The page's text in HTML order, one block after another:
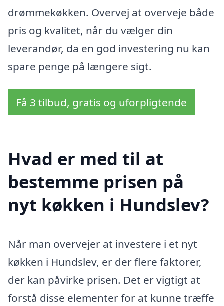
drømmekøkken. Overvej at overveje både
pris og kvalitet, når du vælger din
leverandør, da en god investering nu kan
spare penge på længere sigt.
Få 3 tilbud, gratis og uforpligtende
Hvad er med til at
bestemme prisen på
nyt køkken i Hundslev?
Når man overvejer at investere i et nyt
køkken i Hundslev, er der flere faktorer,
der kan påvirke prisen. Det er vigtigt at
forstå disse elementer for at kunne træffe